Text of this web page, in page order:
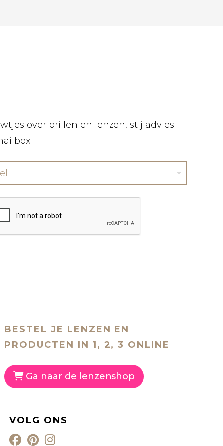
over brillen en lenzen, stijladvies
BESTEL JE LENZEN EN
PRODUCTEN IN 1, 2, 3 ONLINE
Ga naar de lenzenshop
VOLG ONS